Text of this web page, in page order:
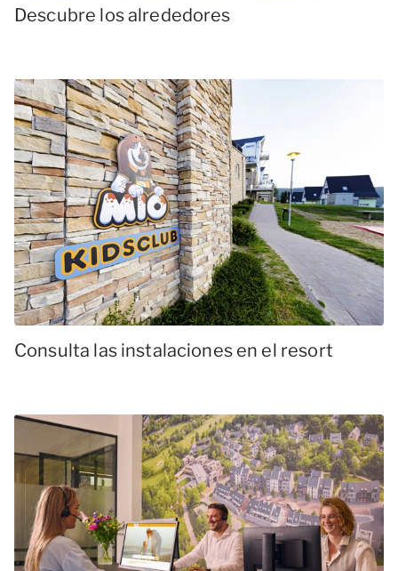
Descubre los alrededores
Consulta las instalaciones en el resort